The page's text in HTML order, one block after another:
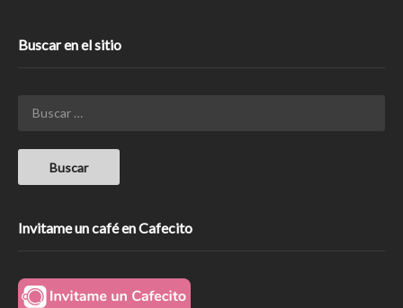
Buscar en el sitio
Invitame un café en Cafecito